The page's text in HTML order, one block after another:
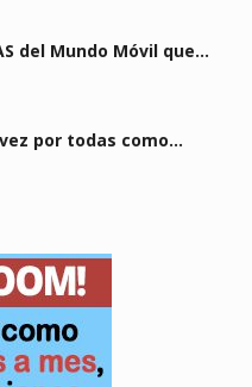
del Mundo Móvil que…
por todas como…